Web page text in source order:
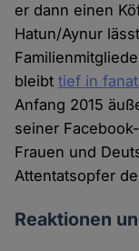
er dann einen
Hatun/Aynur
bleibttief in
Anfang 2015
seiner
Frauen und
Attentatsopfer
Reaktionen